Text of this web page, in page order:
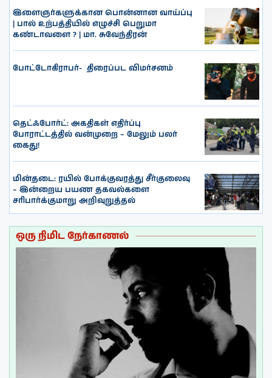
இளைஞர்களுக்கான பொன்னான வாய்ப்பு
| பால் உற்பத்தியில் எழுச்சி பெறுமா
கண்டாவளை ? | மா. சுவேந்திரன்
போட்டோகிராபர்- ‌ திரைப்பட விமர்சனம்
தெட்ஃபோர்ட்: அகதிகள் எதிர்ப்பு
போராட்டத்தில் வன்முறை – மேலும் பலர்
கைது!
மின்தடை: ரயில் போக்குவரத்து சீர்குலைவு
– இன்றைய பயண தகவல்களை
சரிபார்க்குமாறு அறிவுறுத்தல்
ஒரு நிமிட நேர்காணல்